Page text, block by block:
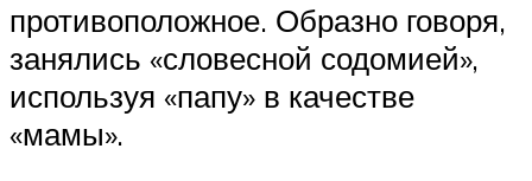
противоположное. Образно говоря,
занялись «словесной содомией»,
используя «папу» в качестве
«мамы».